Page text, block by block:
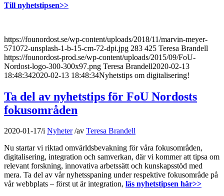
Till nyhetstipsen>>
https://founordost.se/wp-content/uploads/2018/11/marvin-meyer-
571072-unsplash-1-b-15-cm-72-dpi.jpg 283 425 Teresa Brandell
https://founordost-prod.se/wp-content/uploads/2015/09/FoU-
Nordost-logo-300-300x97.png Teresa Brandell2020-02-13
18:48:342020-02-13 18:48:34Nyhetstips om digitalisering!
Ta del av nyhetstips för FoU Nordosts
fokusområden
2020-01-17/i Nyheter /av Teresa Brandell
Nu startar vi riktad omvärldsbevakning för våra fokusområden,
digitalisering, integration och samverkan, där vi kommer att tipsa om
relevant forskning, innovativa arbetssätt och kunskapsstöd med
mera. Ta del av vår nyhetsspaning under respektive fokusområde på
vår webbplats – först ut är integration, läs nyhetstipsen här>>